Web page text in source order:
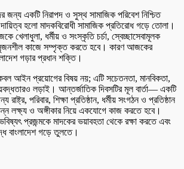
জন্য একটি নিরাপদ ও সুস্থ সামাজিক পরিবেশ নিশ্চিত
হলো মাদকবিরোধী সামাজিক প্রতিরোধ গড়ে তোলা।
খেলাধুলা, ধর্মীয় ও সংস্কৃতি চর্চা, স্বেচ্ছাসেবামূলক
সৃজনশীল কাজে সম্পৃক্ত করতে হবে। কারণ আজকের
গড়ার প্রধান শক্তি।
আইন প্রয়োগের বিষয় নয়; এটি সচেতনতা, মানবিকতা,
লড়াই। আন্তর্জাতিক দিবসটির মূল বার্তা— একটি
পরিবার, শিক্ষা প্রতিষ্ঠান, ধর্মীয় সংগঠন ও প্রতিষ্ঠান
লক্ষ্য ও অঙ্গীকার নিয়ে একযোগে কাজ করতে হবে।
প্রজন্মকে মাদকের ভয়াবহতা থেকে রক্ষা করতে এবং
বাংলাদেশ গড়ে তুলতে।